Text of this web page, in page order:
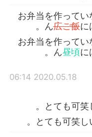
お弁当を作って
ん広ご飯に
お弁当を作って
ん昼頃に
2020.05.18 06:14
とても可笑
とても可笑し